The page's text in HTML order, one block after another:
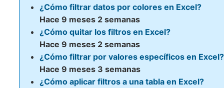
¿Cómo filtrar datos por colores en Excel?
Hace 9 meses 2 semanas
¿Cómo quitar los filtros en Excel?
Hace 9 meses 2 semanas
¿Cómo filtrar por valores específicos en Excel?
Hace 9 meses 3 semanas
¿Cómo aplicar filtros a una tabla en Excel?